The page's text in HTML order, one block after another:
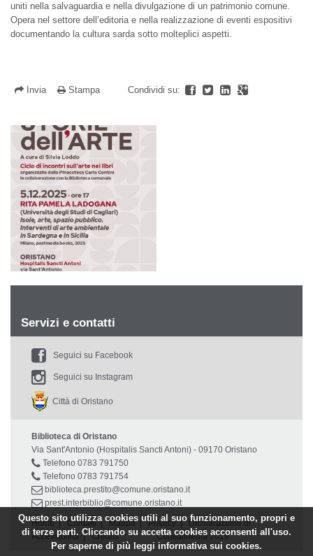
Questo sito utilizza cookies utili al suo funzionamento, propri e
di terze parti. Cliccando su accetta cookies acconsenti all'uso.
Per saperne di più leggi informativa sui cookies.
uniti nella salvaguardia e nella divulgazione di un patrimonio comune.
Opera nel settore dell’editoria e nella realizzazione di eventi espositivi
documentando la cultura sarda sotto molteplici aspetti.
Invia Stampa Condividi su:
Servizi e contatti
Seguici su Facebook
Seguici su Instagram
Città di Oristano
Biblioteca di Oristano
Via Sant'Antonio (Hospitalis Sancti Antoni) - 09170 Oristano
Telefono 0783 791750
Telefono 0783 791754
biblioteca.prestito@comune.oristano.it
prest.interbiblio@comune.oristano.it
Home|Contatti|Mappa|Privacy| Dichiarazione di
Accessibilità |Credits ConsulMedia 2019